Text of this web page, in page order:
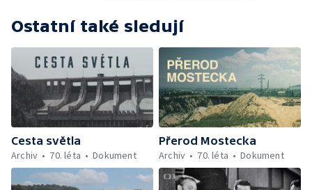
Ostatní také sledují
Cesta světla
Archiv
70. léta Dokument
Přerod Mostecka
Archiv
70. léta Dokument